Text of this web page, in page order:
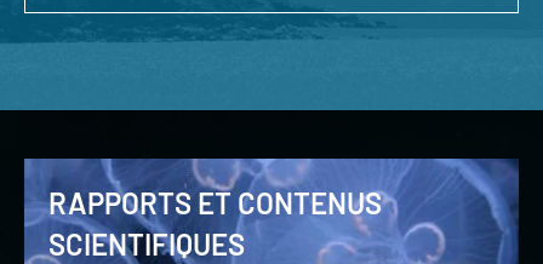
RAPPORTS ET CONTENUS
SCIENTIFIQUES